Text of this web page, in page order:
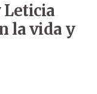
Leticia
la vida y